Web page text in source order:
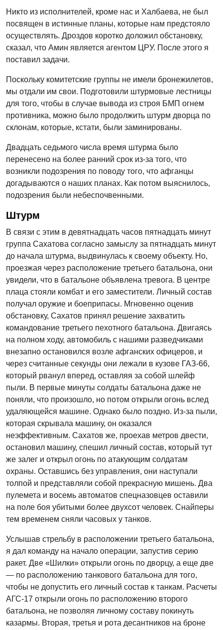
Никто из исполнителей, кроме нас и Халбаева, не был
посвящен в истинные планы, которые нам предстояло
осуществлять. Дроздов коротко доложил обстановку,
сказал, что Амин является агентом ЦРУ. После этого я
поставил задачи.
Поскольку комитетские группы не имели бронежилетов,
мы отдали им свои. Подготовили штурмовые лестницы
для того, чтобы в случае вывода из строя БМП огнем
противника, можно было продолжить штурм дворца по
склонам, которые, кстати, были заминированы.
Двадцать седьмого числа время штурма было
перенесено на более ранний срок из-за того, что
возникли подозрения по поводу того, что афганцы
догадываются о наших планах. Как потом выяснилось,
подозрения были небеспочвенными.
Штурм
В связи с этим в девятнадцать часов пятнадцать минут
группа Сахатова согласно замыслу за пятнадцать минут
до начала штурма, выдвинулась к своему объекту. Но,
проезжая через расположение третьего батальона, они
увидели, что в батальоне объявлена тревога. В центре
плаца стояли комбат и его заместители. Личный состав
получал оружие и боеприпасы. Мгновенно оценив
обстановку, Сахатов принял решение захватить
командование третьего пехотного батальона. Двигаясь
на полном ходу, автомобиль с нашими разведчиками
внезапно остановился возле афганских офицеров, и
через считанные секунды они лежали в кузове ГАЗ-66,
который рванул вперед, оставляя за собой шлейф
пыли. В первые минуты солдаты батальона даже не
поняли, что произошло, но потом открыли огонь вслед
удаляющейся машине. Однако было поздно. Из-за пыли,
которая скрывала машину, он оказался
неэффективным. Сахатов же, проехав метров двести,
остановил машину, спешил личный состав, который тут
же залег и открыл огонь по атакующим солдатам
охраны. Оставшись без управления, они наступали
толпой и представляли собой прекрасную мишень. Два
пулемета и восемь автоматов спецназовцев оставили
на поле боя убитыми более двухсот человек. Снайперы
тем временем сняли часовых у танков.
Услышав стрельбу в расположении третьего батальона,
я дал команду на начало операции, запустив серию
ракет. Две «Шилки» открыли огонь по дворцу, а еще две
— по расположению танкового батальона для того,
чтобы не допустить его личный состав к танкам. Расчеты
АГС-17 открыли огонь по расположению второго
батальона, не позволяя личному составу покинуть
казармы. Вторая, третья и рота десантников на броне